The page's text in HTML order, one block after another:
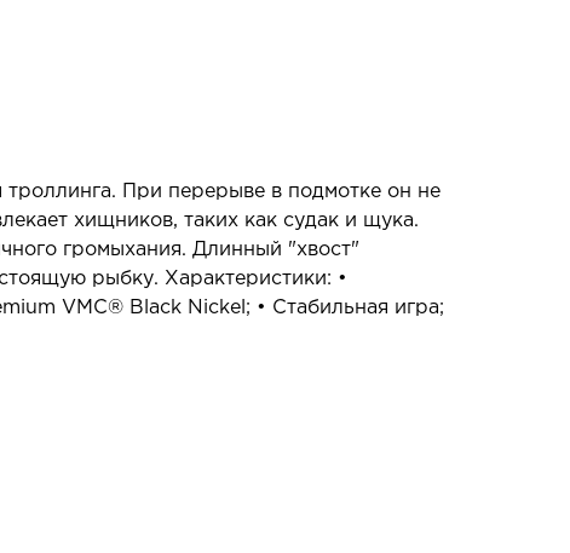
При перерыве в подмотке он не
хищников, таких как судак и щука.
громыхания. Длинный "хвост"
рыбку. Характеристики: •
VMC® Black Nickel; • Стабильная игра;